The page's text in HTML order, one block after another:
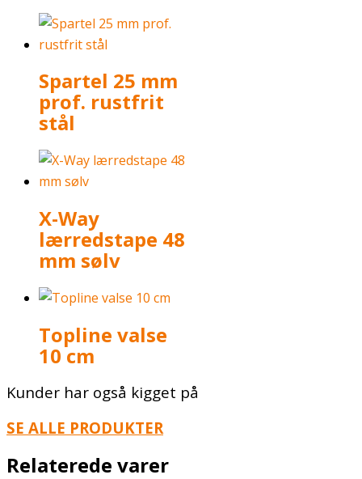
Spartel 25 mm
prof. rustfrit
stål
X-Way
lærredstape 48
mm sølv
Topline valse
10 cm
Kunder har også kigget på
SE ALLE PRODUKTER
Relaterede varer